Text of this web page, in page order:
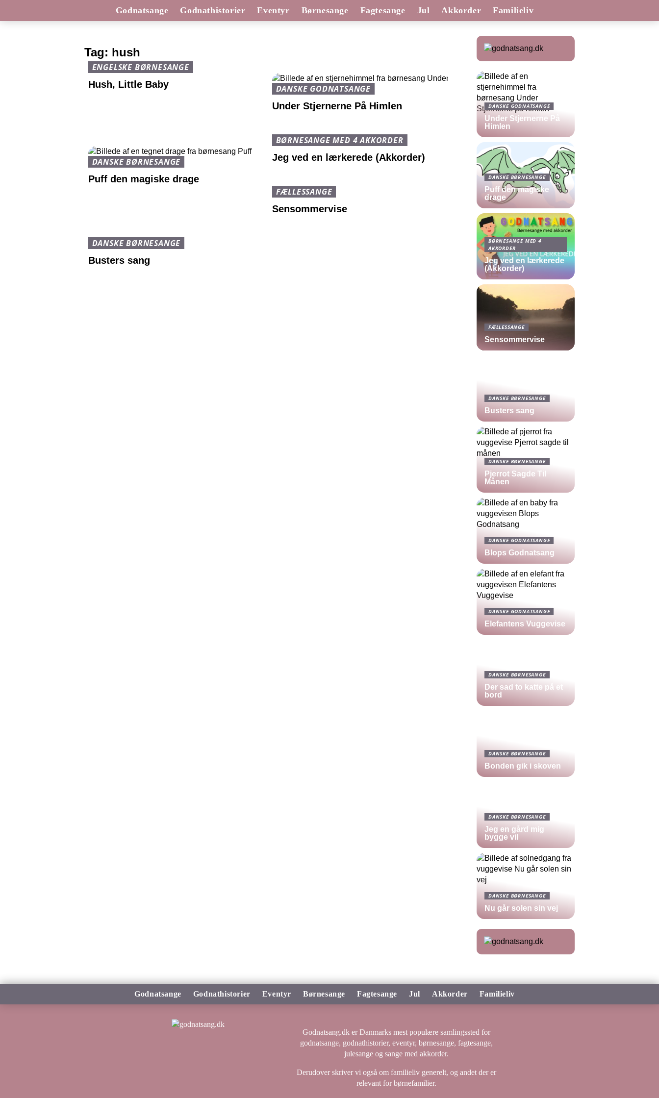
Godnatsange Godnathistorier Eventyr Børnesange Fagtesange Jul Akkorder Familieliv
Tag: hush
ENGELSKE BØRNESANGE
Hush, Little Baby
DANSKE GODNATSANGE
Under Stjernerne På Himlen
DANSKE BØRNESANGE
Puff den magiske drage
BØRNESANGE MED 4 AKKORDER
Jeg ved en lærkerede (Akkorder)
FÆLLESSANGE
Sensommervise
DANSKE BØRNESANGE
Busters sang
DANSKE GODNATSANGE
Under Stjernerne På
Himlen
DANSKE BØRNESANGE
Puff den magiske
drage
BØRNESANGE MED 4
AKKORDER
Jeg ved en lærkerede
(Akkorder)
FÆLLESSANGE
Sensommervise
DANSKE BØRNESANGE
Busters sang
DANSKE BØRNESANGE
Pjerrot Sagde Til
Månen
DANSKE GODNATSANGE
Blops Godnatsang
DANSKE GODNATSANGE
Elefantens Vuggevise
DANSKE BØRNESANGE
Der sad to katte på et
bord
DANSKE BØRNESANGE
Bonden gik i skoven
DANSKE BØRNESANGE
Jeg en gård mig
bygge vil
DANSKE BØRNESANGE
Nu går solen sin vej
Godnatsange Godnathistorier Eventyr Børnesange Fagtesange Jul Akkorder Familieliv
Godnatsang.dk er Danmarks mest populære samlingssted for
godnatsange, godnathistorier, eventyr, børnesange, fagtesange,
julesange og sange med akkorder.
Derudover skriver vi også om familieliv generelt, og andet der er
relevant for børnefamilier.